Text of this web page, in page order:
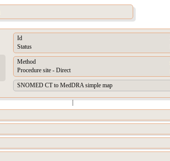
Id
Status
Method
Procedure site - Direct
SNOMED CT to MedDRA simple map
|